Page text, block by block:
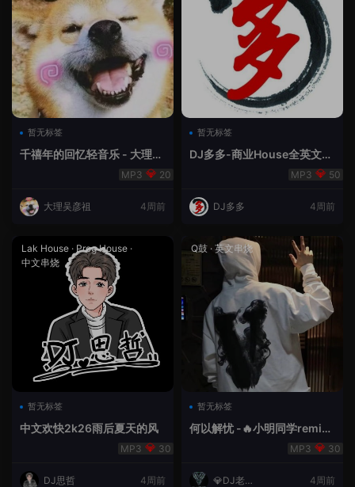
暂无标签
千禧年的回忆轻音乐 - 大理吴
20
大理吴彦祖 4周前
暂无标签
DJ多多-商业House全英文经
50
DJ多多 4周前
Lak House · Prog House ·
中文串烧
暂无标签
中文欢快2k26雨后夏天的风
30
DJ思哲 4周前
Q鼓 · 英文串烧
暂无标签
何以解忧 -🔥小明同学remix
30
💎DJ老王
4周前